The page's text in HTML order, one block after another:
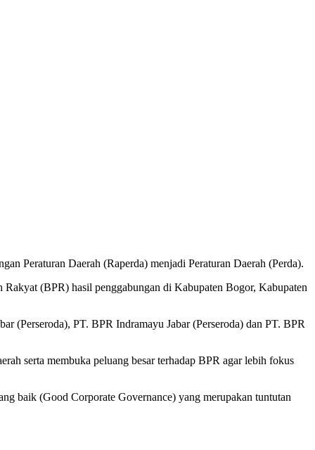
Peraturan Daerah (Raperda) menjadi Peraturan Daerah (Perda).
Rakyat (BPR) hasil penggabungan di Kabupaten Bogor, Kabupaten
(Perseroda), PT. BPR Indramayu Jabar (Perseroda) dan PT. BPR
serta membuka peluang besar terhadap BPR agar lebih fokus
baik (Good Corporate Governance) yang merupakan tuntutan